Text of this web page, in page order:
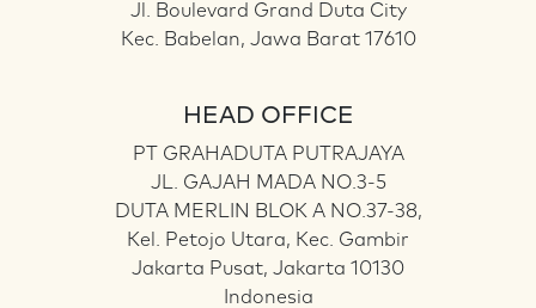
Jl. Boulevard Grand Duta City
Kec. Babelan, Jawa Barat 17610
HEAD OFFICE
PT GRAHADUTA PUTRAJAYA
JL. GAJAH MADA NO.3-5
DUTA MERLIN BLOK A NO.37-38,
Kel. Petojo Utara, Kec. Gambir
Jakarta Pusat, Jakarta 10130
Indonesia